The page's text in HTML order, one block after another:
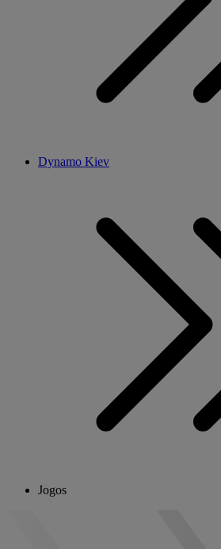
Dynamo Kiev
Jogos